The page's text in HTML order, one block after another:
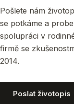
Pošlete nám
se potkáme a
spolupráci v
firmě se
2014.
Poslat životopis